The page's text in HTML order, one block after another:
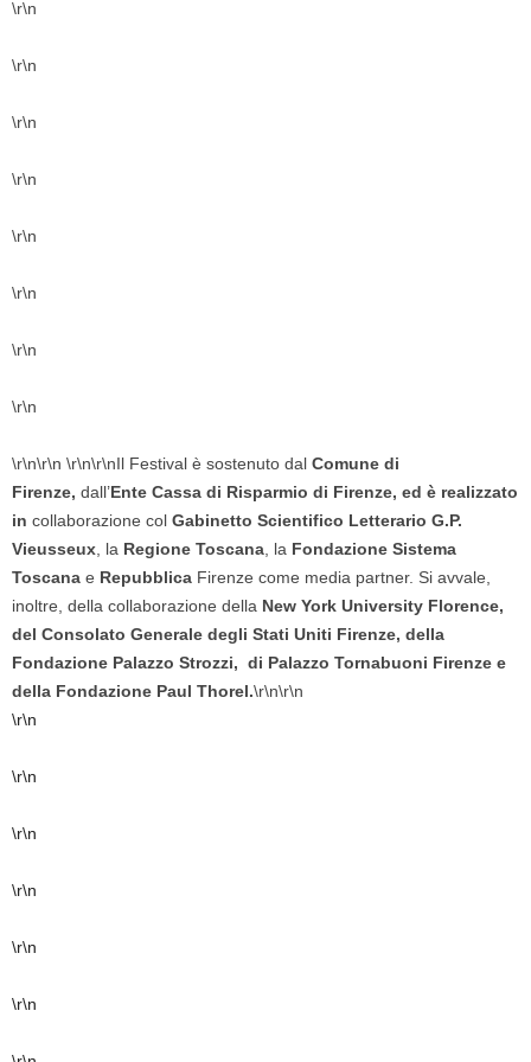
\r\n
\r\n
\r\n
\r\n
\r\n
\r\n
\r\n
\r\n
\r\n\r\n \r\n\r\nIl Festival è sostenuto dal Comune di
Firenze, dall’Ente Cassa di Risparmio di Firenze, ed è realizzato
in collaborazione col Gabinetto Scientifico Letterario G.P.
Vieusseux , la Regione Toscana , la Fondazione Sistema
Toscana e Repubblica Firenze come media partner. Si avvale,
inoltre, della collaborazione della New York University Florence,
del Consolato Generale degli Stati Uniti Firenze, della
Fondazione Palazzo Strozzi, di Palazzo Tornabuoni Firenze e
della Fondazione Paul Thorel.\r\n\r\n
\r\n
\r\n
\r\n
\r\n
\r\n
\r\n